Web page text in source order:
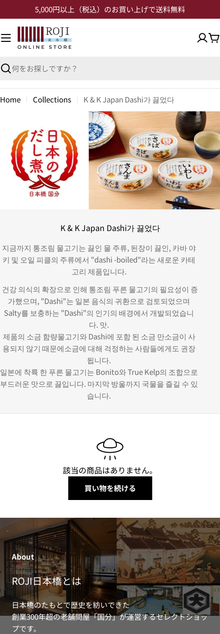
5,000円以上（税込）のお買い上げで送料無料
Home Collections K & K Japan Dashi가 끓었다
K & K Japan Dashi가 끓었다
지금까지 통조림 물고기는 끓인 물 주류, 된장이 끓인, 카바 야
키 및 오일 피클의 주류에서 "dashi -boiled"라는 새로운 카테
고리 제품입니다.
건강 의식의 확장으로 인해 통조림 푸른 물고기의 필요성이 증
가했으며, "Dashi"는 일본 음식의 귀환으로 검토되었으며
Salty를 보충하는 "Dashi"의 인기의 배경에서 개발되었습니
다. 맛.
제품의 소금 함량물고기와 Dashi에 포함 된 소금 만소금이 사
용되지 않기 때문에소금에 대해 걱정하는 사람들에게도 권장
됩니다.
일본에 착륙 한 푸른 물고기는 Bonito와 True Kelp의 조합으로
부드러운 맛으로 끓입니다. 마지막 방울까지 국물을 즐길 수 있
습니다.
該当の商品はありません。
買い物を続ける
About
ROJI日本橋とは
日本橋のたもとで歴史を紡いできた
創業300年超の老舗問屋「国分」が運営するセレクトショッ
プです。